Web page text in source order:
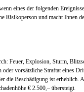
eines der folgenden
Risikoperson und macht Ihnen
Feuer, Explosion, Sturm,
oder vorsätzliche Straftat eines
die Beschädigung ist erheblich.
€ 2.500,– übersteigt.